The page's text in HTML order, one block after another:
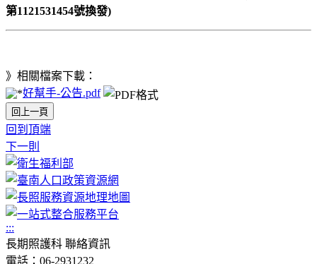
第1121531454號換發)
》相關檔案下載：
好幫手-公告.pdf
回上一頁
回到頂端
下一則
:::
長期照護科 聯絡資訊
電話：06-2931232